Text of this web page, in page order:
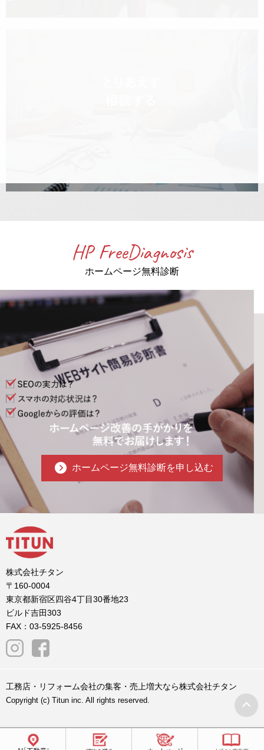
HP FreeDiagnosis
ホームページ無料診断
ホームページ無料診断を申し込む
株式会社チタン
〒160-0004
東京都新宿区四谷4丁目30番地23
ビルド吉田303
FAX：03-5925-8456
工務店・リフォーム会社の集客・売上増大なら株式会社チタン
Copyright (c) Titun inc. All rights reserved.